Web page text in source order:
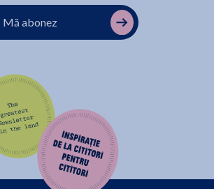
Mă abonez